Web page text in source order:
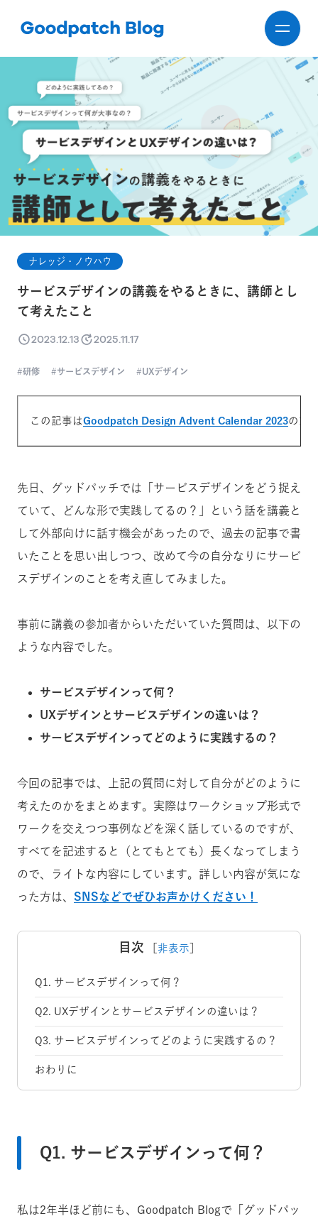
ナレッジ・ノウハウ
サービスデザインの講義をやるときに、講師とし
て考えたこと
2023.12.13 2025.11.17
研修 サービスデザイン UXデザイン
この記事はGoodpatch Design Advent Calendar 2023の13
先日、グッドパッチでは「サービスデザインをどう捉え
ていて、どんな形で実践してるの？」という話を講義と
して外部向けに話す機会があったので、過去の記事で書
いたことを思い出しつつ、改めて今の自分なりにサービ
スデザインのことを考え直してみました。
事前に講義の参加者からいただいていた質問は、以下の
ような内容でした。
サービスデザインって何？
UXデザインとサービスデザインの違いは？
サービスデザインってどのように実践するの？
今回の記事では、上記の質問に対して自分がどのように
考えたのかをまとめます。実際はワークショップ形式で
ワークを交えつつ事例などを深く話しているのですが、
すべてを記述すると（とてもとても）長くなってしまう
ので、ライトな内容にしています。詳しい内容が気にな
った方は、 SNSなどでぜひお声かけください！
目次 非表示
Q1. サービスデザインって何？
Q2. UXデザインとサービスデザインの違いは？
Q3. サービスデザインってどのように実践するの？
おわりに
Q1. サービスデザインって何？
私は2年半ほど前にも、Goodpatch Blogで「グッドパッ